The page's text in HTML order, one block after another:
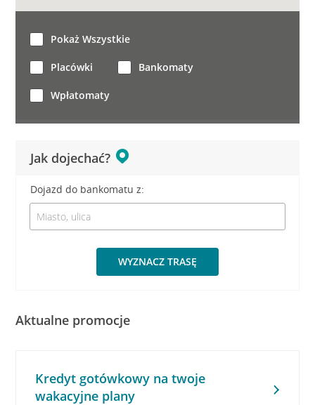
Jak dojechać?
Dojazd do bankomatu z:
WYZNACZ TRASĘ
Pokaż Wszystkie
Placówki Bankomaty
Wpłatomaty
Aktualne promocje
Kredyt gotówkowy na twoje
wakacyjne plany